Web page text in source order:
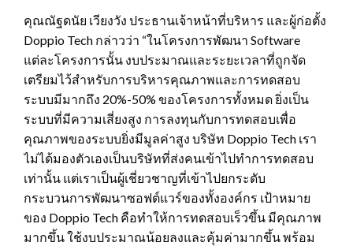
คุณณัฐดนัย เวียงวัง ประธานเจ้าหน้าที่บริหาร และผู้ก่อตั้ง
Doppio Tech กล่าวว่า “ในโครงการพัฒนา Software
แต่ละโครงการนั้น งบประมาณและระยะเวลาที่ถูกจัด
เตรียมไว้สำหรับการบริหารคุณภาพและการทดสอบ
ระบบมีมากถึง 20%-50% ของโครงการทั้งหมด ยิ่งเป็น
ระบบที่มีความเสี่ยงสูง การลงทุนกับการทดสอบเพื่อ
คุณภาพของระบบยิ่งมีมูลค่าสูง บริษัท Doppio Tech เรา
ไม่ได้มองตัวเองเป็นบริษัทที่ส่งคนเข้าไปทำการทดสอบ
เท่านั้น แต่เราเป็นผู้เชี่ยวชาญที่เข้าไปยกระดับ
กระบวนการพัฒนาซอฟต์แวร์ของทั้งองค์กร เป้าหมาย
ของ Doppio Tech คือทำให้การทดสอบเร็วขึ้น มีคุณภาพ
มากขึ้น ใช้งบประมาณน้อยลงและคุ้มค่ามากขึ้น พร้อม